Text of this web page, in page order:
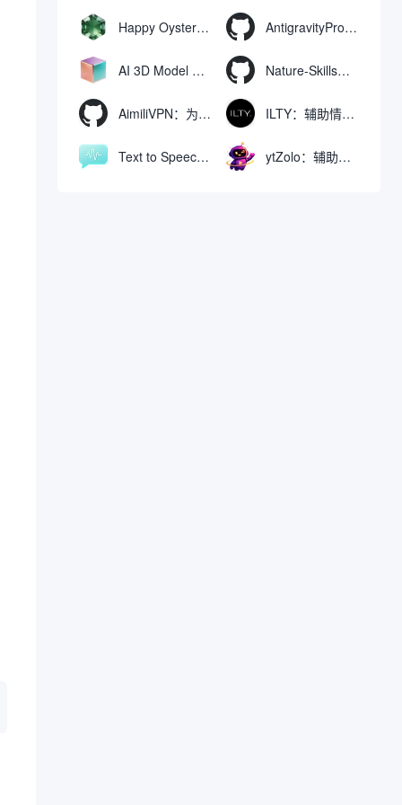
Happy Oyster AI：生成可交互式3D虚拟世界与视频的大模型 AntigravityProxyLauncher：免TUN全局代理使用Antigravity IDE
AI 3D Model Generator：通过文本和图像快速生成3D模型的在线工具 Nature-Skills：辅助撰写学术论文和绘制科研图表的智能体插件
AimiliVPN：为Linux提供纯净出站家庭IP的VPN代理网关 ILTY：辅助情绪疏导与提供行动建议的AI陪伴工具
Text to Speech AI：支持多说话人与情感控制的文字转语音工具 ytZolo：辅助创建和优化YouTube视频内容的生成工具